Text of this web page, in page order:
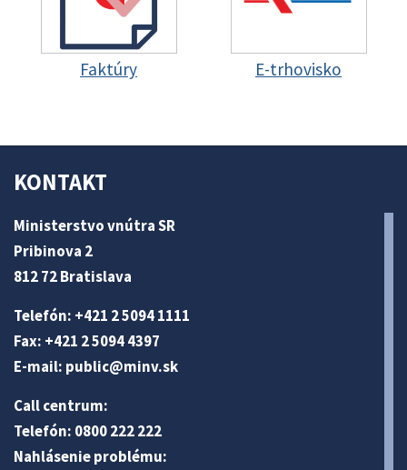
Faktúry E-trhovisko
KONTAKT
Ministerstvo vnútra SR
Pribinova 2
812 72 Bratislava
Telefón: +421 2 5094 1111
Fax: +421 2 5094 4397
E-mail: public@minv.sk
Call centrum:
Telefón: 0800 222 222
Nahlásenie problému: